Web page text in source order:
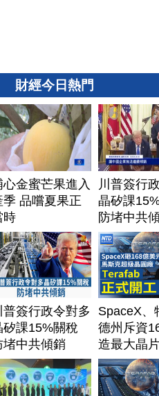
財經今日熱門
心金蜜芒果進入
季 品嚐夏果正
時
川普簽行
晶矽課
防堵中共
普簽行政令對多
矽課15%關稅
堵中共傾銷
SpaceX、
德州斥資
造最大晶
Terafab